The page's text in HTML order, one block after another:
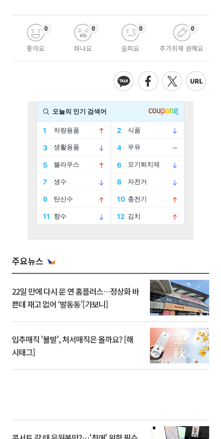
좋아요
0
화나요
0
슬퍼요
0
추가취재 원해요
0
주요뉴스
22일 만에 다시 문 연 홈플러스…정상화 바
쁜데 재고 없어 ‘발동동’[가보니]
입추매직 '불발', 처서매직은 올까요? [해
시태그]